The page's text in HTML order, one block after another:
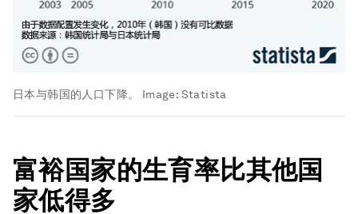
日本与韩国的人口下降。 Image: Statista
富裕国家的生育率比其他国
家低得多